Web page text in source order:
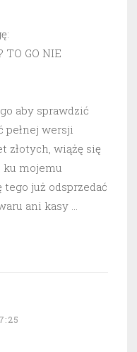
GO NIE
aby sprawdzić
pełnej wersji
złotych, wiążę się
ku mojemu
już odsprzedać
ani kasy …